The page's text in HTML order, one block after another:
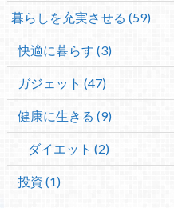
暮らしを充実させる (59)
快適に暮らす (3)
ガジェット (47)
健康に生きる (9)
ダイエット (2)
投資 (1)